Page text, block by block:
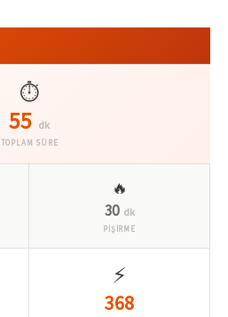
⏱️
55 dk
TOPLAM SÜRE
🔥
30 dk
PİŞİRME
⚡
368